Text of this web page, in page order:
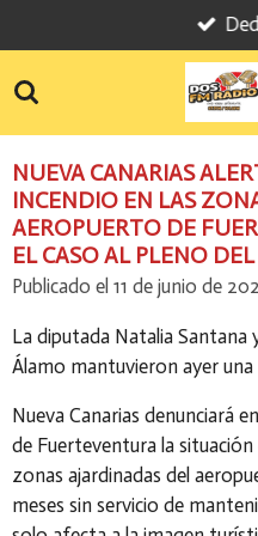
al
contenido
NUEVA CANARIAS
INCENDIO EN LAS
AEROPUERTO DE
EL CASO AL PLENO
Publicado el 11 de junio de
La diputada Natalia Santana
Álamo mantuvieron ayer
Nueva Canarias denunciará
de Fuerteventura la
zonas ajardinadas del
meses sin servicio de